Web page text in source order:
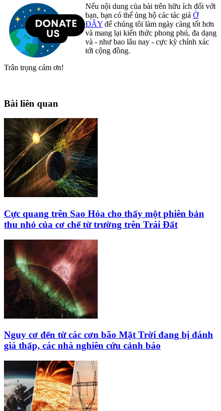
Nếu nội dung của bài trên hữu ích đối với
bạn, bạn có thể ủng hộ các tác giả Ở
ĐÂY để chúng tôi làm ngày càng tốt hơn
và mang lại kiến thức phong phú, đa dạng
và - như bao lâu nay - cực kỳ chính xác
tới cộng đồng.
Trân trọng cám ơn!
Bài liên quan
Cực quang trên Sao Hỏa cho thấy một phiên bản
thu nhỏ của cơ chế từ trường trên Trái Đất
Nguy cơ đến từ các cơn bão Mặt Trời đang bị đánh
giá thấp, các nhà nghiên cứu cảnh báo